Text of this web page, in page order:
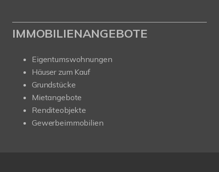
IMMOBILIENANGEBOTE
Eigentumswohnungen
Häuser zum Kauf
Grundstücke
Mietangebote
Renditeobjekte
Gewerbeimmobilien